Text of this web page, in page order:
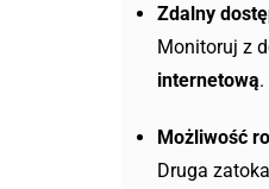
Zdalny
Monitoruj z
internetową.
Możliwość
Druga